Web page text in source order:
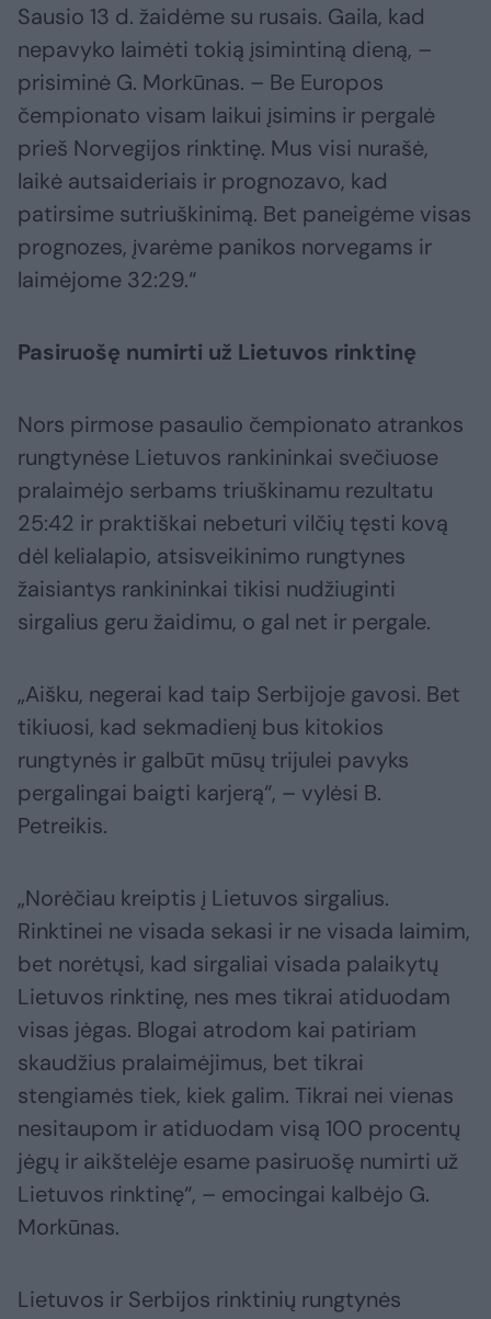
Sausio 13 d. žaidėme su rusais. Gaila, kad
nepavyko laimėti tokią įsimintiną dieną, –
prisiminė G. Morkūnas. – Be Europos
čempionato visam laikui įsimins ir pergalė
prieš Norvegijos rinktinę. Mus visi nurašė,
laikė autsaideriais ir prognozavo, kad
patirsime sutriuškinimą. Bet paneigėme visas
prognozes, įvarėme panikos norvegams ir
laimėjome 32:29.“
Pasiruošę numirti už Lietuvos rinktinę
Nors pirmose pasaulio čempionato atrankos
rungtynėse Lietuvos rankininkai svečiuose
pralaimėjo serbams triuškinamu rezultatu
25:42 ir praktiškai nebeturi vilčių tęsti kovą
dėl kelialapio, atsisveikinimo rungtynes
žaisiantys rankininkai tikisi nudžiuginti
sirgalius geru žaidimu, o gal net ir pergale.
„Aišku, negerai kad taip Serbijoje gavosi. Bet
tikiuosi, kad sekmadienį bus kitokios
rungtynės ir galbūt mūsų trijulei pavyks
pergalingai baigti karjerą“, – vylėsi B.
Petreikis.
„Norėčiau kreiptis į Lietuvos sirgalius.
Rinktinei ne visada sekasi ir ne visada laimim,
bet norėtųsi, kad sirgaliai visada palaikytų
Lietuvos rinktinę, nes mes tikrai atiduodam
visas jėgas. Blogai atrodom kai patiriam
skaudžius pralaimėjimus, bet tikrai
stengiamės tiek, kiek galim. Tikrai nei vienas
nesitaupom ir atiduodam visą 100 procentų
jėgų ir aikštelėje esame pasiruošę numirti už
Lietuvos rinktinę“, – emocingai kalbėjo G.
Morkūnas.
Lietuvos ir Serbijos rinktinių rungtynės